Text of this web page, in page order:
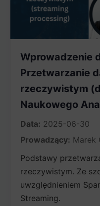
Wprowadzenie
Przetwarzanie
rzeczywistym
Naukowego
Data: 2025-06-30
Prowadzący: Marek
Podstawy
rzeczywistym. Ze
uwzględnieniem
Streaming.